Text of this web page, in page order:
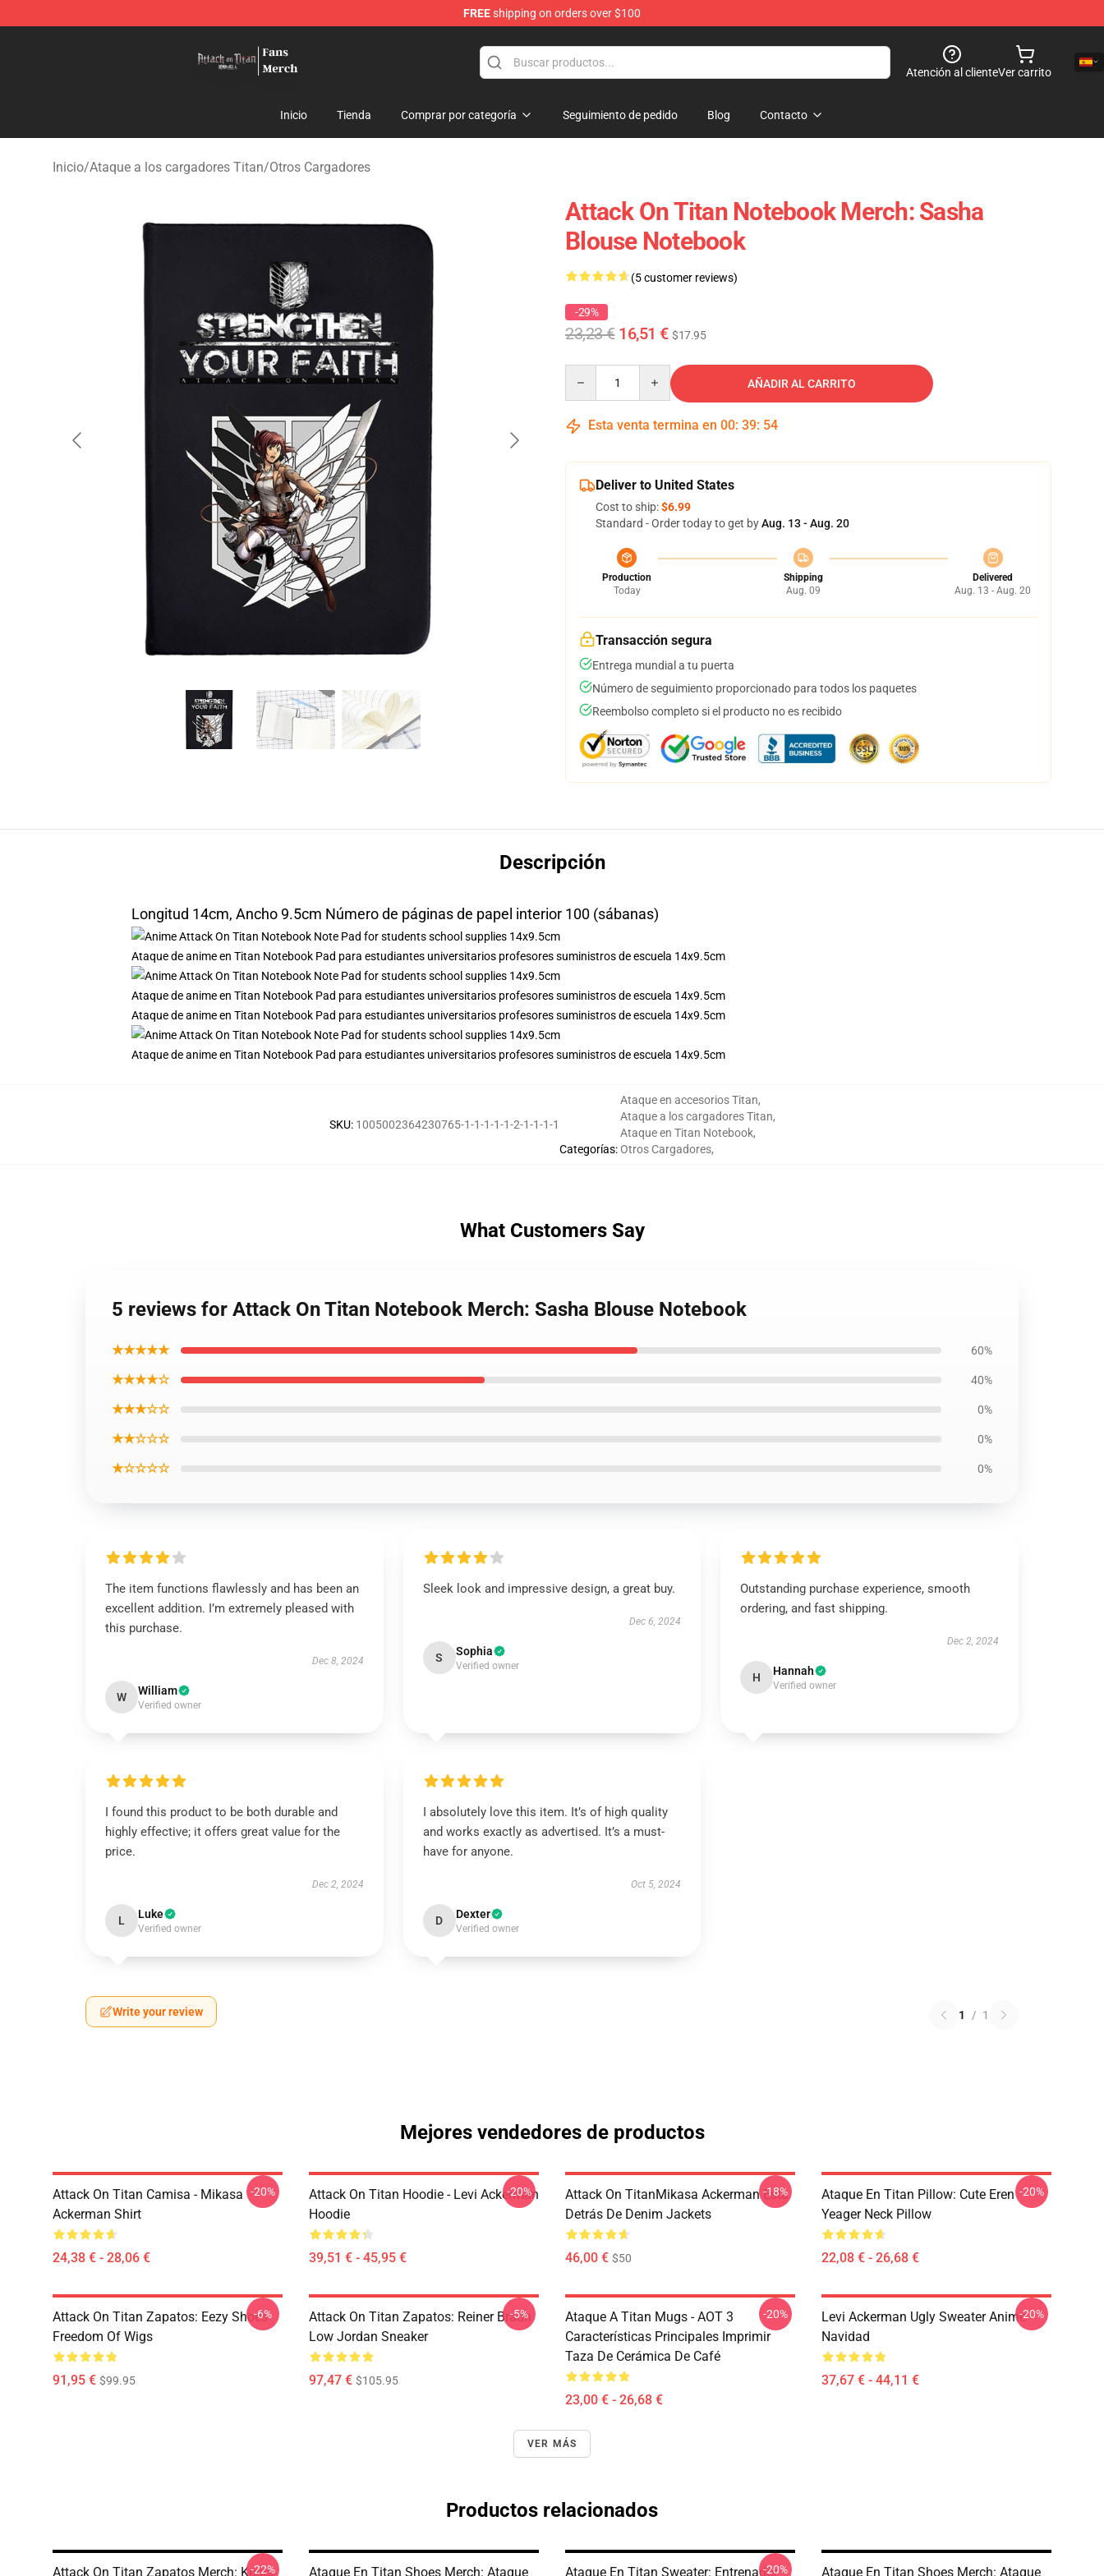
FREEshipping on orders over $100
Atención al clienteVer carrito
Inicio Tienda Comprar por categoría Seguimiento de pedido Blog Contacto
Inicio/Ataque a los cargadores Titan/Otros Cargadores
Attack On Titan Notebook Merch: Sasha
Blouse Notebook
(5 customer reviews)
-29%
23,23 € 16,51 € $17.95
AÑADIR AL CARRITO
Esta venta termina en 00: 39: 54
Deliver to United States
Cost to ship:$6.99
Standard - Order today to get byAug. 13 - Aug. 20
Production
Today
Shipping
Aug. 09
Delivered
Aug. 13 - Aug. 20
Transacción segura
Entrega mundial a tu puerta
Número de seguimiento proporcionado para todos los paquetes
Reembolso completo si el producto no es recibido
Descripción
Longitud 14cm, Ancho 9.5cm Número de páginas de papel interior 100 (sábanas)
Ataque de anime en Titan Notebook Pad para estudiantes universitarios profesores suministros de escuela 14x9.5cm
Ataque de anime en Titan Notebook Pad para estudiantes universitarios profesores suministros de escuela 14x9.5cm
Ataque de anime en Titan Notebook Pad para estudiantes universitarios profesores suministros de escuela 14x9.5cm
Ataque de anime en Titan Notebook Pad para estudiantes universitarios profesores suministros de escuela 14x9.5cm
SKU: 1005002364230765-1-1-1-1-1-2-1-1-1-1
Categorías:
Ataque en accesorios Titan,
Ataque a los cargadores Titan,
Ataque en Titan Notebook,
Otros Cargadores,
What Customers Say
5 reviews for Attack On Titan Notebook Merch: Sasha Blouse Notebook
★★★★★ 60%
★★★★☆ 40%
★★★☆☆ 0%
★★☆☆☆ 0%
★☆☆☆☆ 0%
The item functions flawlessly and has been an
excellent addition. I’m extremely pleased with
this purchase.
Dec 8, 2024
W William
Verified owner
Sleek look and impressive design, a great buy.
Dec 6, 2024
S Sophia
Verified owner
Outstanding purchase experience, smooth
ordering, and fast shipping.
Dec 2, 2024
H Hannah
Verified owner
I found this product to be both durable and
highly effective; it offers great value for the
price.
Dec 2, 2024
L Luke
Verified owner
I absolutely love this item. It’s of high quality
and works exactly as advertised. It’s a must-
have for anyone.
Oct 5, 2024
D Dexter
Verified owner
Write your review 1 / 1
Mejores vendedores de productos
Attack On Titan Camisa - Mikasa
Ackerman Shirt
24,38 € - 28,06 €
-20%
Attack On Titan Hoodie - Levi Ackerman
Hoodie
39,51 € - 45,95 €
-20%
Attack On TitanMikasa Ackerman Está
Detrás De Denim Jackets
46,00 € $50
-18%
Ataque En Titan Pillow: Cute Eren
Yeager Neck Pillow
22,08 € - 26,68 €
-20%
Attack On Titan Zapatos: Eezy Shoes
Freedom Of Wigs
91,95 € $99.95
-6%
Attack On Titan Zapatos: Reiner Braun
Low Jordan Sneaker
97,47 € $105.95
-5%
Ataque A Titan Mugs - AOT 3
Características Principales Imprimir
Taza De Cerámica De Café
23,00 € - 26,68 €
-20%
Levi Ackerman Ugly Sweater Anime
Navidad
37,67 € - 44,11 €
-20%
VER MÁS
Productos relacionados
Attack On Titan Zapatos Merch: Krista
-22%
Ataque En Titan Shoes Merch: Ataque
Ataque En Titan Sweater: Entrenador
-20%
Ataque En Titan Shoes Merch: Ataque